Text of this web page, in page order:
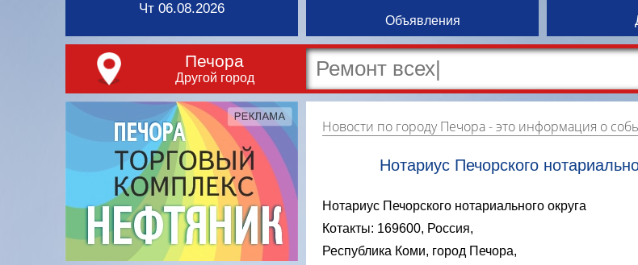
Чт 06.08.2026
Объявления
Печора
Другой город
Новости по городу Печора- это информация о событиях, мероприятиях и торгово-коммерческой деятельности города. Страницу наполняют платные и бесплатные объявления,
Нотариус Печорского
Нотариус Печорского нотариального округа
Котакты: 169600, Россия,
Республика Коми, город Печора,